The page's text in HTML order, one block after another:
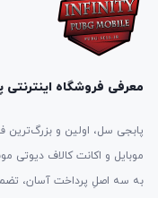
معرفی فروشگاه
پابجی سل، اولین و بزرگ‌ترین
به سه اصلِ پرداخت آسان،